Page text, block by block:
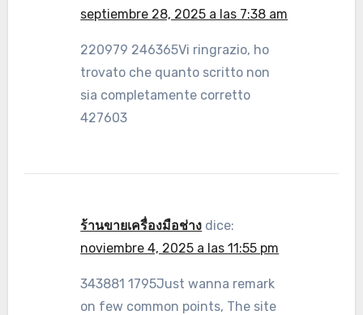
septiembre 28, 2025 a las 7:38 am
220979 246365Vi ringrazio, ho
trovato che quanto scritto non
sia completamente corretto
427603
ร้านขายเครื่องมือช่าง dice:
noviembre 4, 2025 a las 11:55 pm
343881 1795Just wanna remark
on few common points, The site